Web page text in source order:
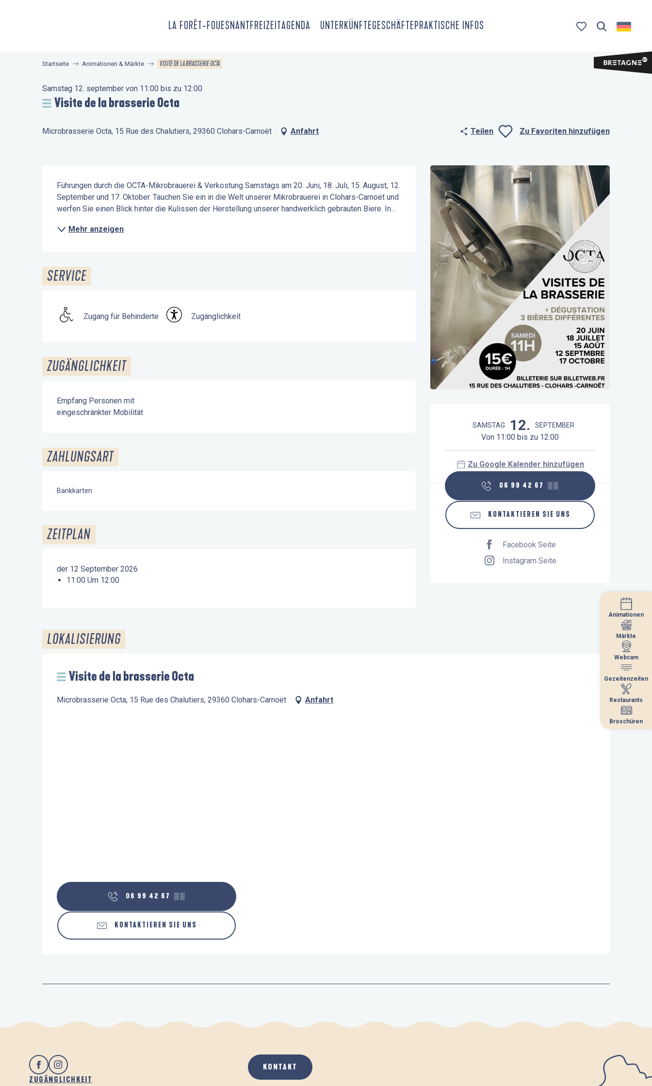
LA FORÊT-FOUESNANTFREIZEITAGENDA UNTERKÜNFTEGESCHÄFTEPRAKTISCHE INFOS
Animationen
Märkte
Webcam
Gezeitenzeiten
Restaurants
Broschüren
Startseite Animationen & Märkte VISITE DE LA BRASSERIE OCTA
Samstag 12. september von 11:00 bis zu 12:00
Visite de la brasserie Octa
Microbrasserie Octa, 15 Rue des Chalutiers, 29360 Clohars-Carnoët Anfahrt Teilen Zu Favoriten hinzufügen
Öffnungszeiten & Kontaktdaten
SAMSTAG 12. SEPTEMBER
Von 11:00 bis zu 12:00
Zu Google Kalender hinzufügen
06 99 42 67 ▒▒
KONTAKTIEREN SIE UNS
Facebook Seite
Instagram Seite
Beschreibung
Führungen durch die OCTA-Mikrobrauerei & Verkostung Samstags am 20. Juni, 18. Juli, 15. August, 12.
September und 17. Oktober. Tauchen Sie ein in die Welt unserer Mikrobrauerei in Clohars-Carnoët und
werfen Sie einen Blick hinter die Kulissen der Herstellung unserer handwerklich gebrauten Biere. In...
Mehr anzeigen
SERVICE
Zugang für Behinderte Zugänglichkeit
ZUGÄNGLICHKEIT
Empfang Personen mit
eingeschränkter Mobilität
ZAHLUNGSART
Bankkarten
ZEITPLAN
der 12 September 2026
11:00 Um 12:00
LOKALISIERUNG
Visite de la brasserie Octa
Microbrasserie Octa, 15 Rue des Chalutiers, 29360 Clohars-Carnoët Anfahrt
06 99 42 67 ▒▒
KONTAKTIEREN SIE UNS
ZUGÄNGLICHKEIT
KONTAKT